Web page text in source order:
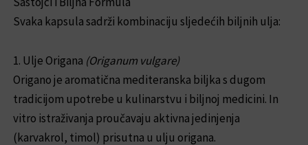
Svaka kapsula sadrži kombinaciju sljedećih biljnih ulja:
1. Ulje Origana (Origanum vulgare)
Origano je aromatična mediteranska biljka s dugom
tradicijom upotrebe u kulinarstvu i biljnoj medicini. In
vitro istraživanja proučavaju aktivna jedinjenja
(karvakrol, timol) prisutna u ulju origana.